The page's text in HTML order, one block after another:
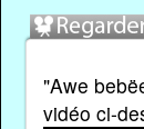
"Awe
vidéo ci-